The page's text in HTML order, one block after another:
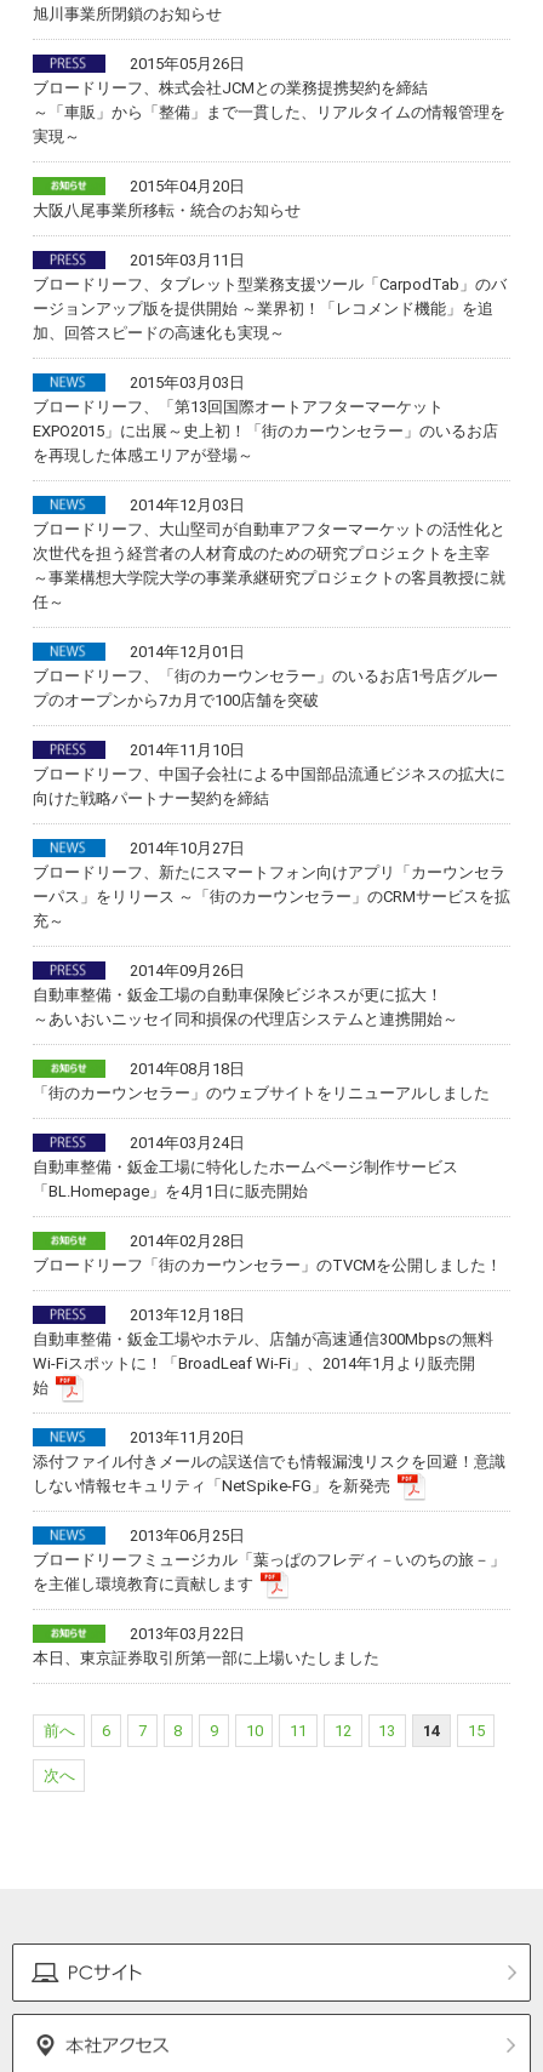
旭川事業所閉鎖のお知らせ
2015年05月26日
ブロードリーフ、株式会社JCMとの業務提携契約を締結
～「車販」から「整備」まで一貫した、リアルタイムの情報管理を
実現～
2015年04月20日
大阪八尾事業所移転・統合のお知らせ
2015年03月11日
ブロードリーフ、タブレット型業務支援ツール「CarpodTab」のバ
ージョンアップ版を提供開始 ～業界初！「レコメンド機能」を追
加、回答スピードの高速化も実現～
2015年03月03日
ブロードリーフ、「第13回国際オートアフターマーケット
EXPO2015」に出展～史上初！「街のカーウンセラー」のいるお店
を再現した体感エリアが登場～
2014年12月03日
ブロードリーフ、大山堅司が自動車アフターマーケットの活性化と
次世代を担う経営者の人材育成のための研究プロジェクトを主宰
～事業構想大学院大学の事業承継研究プロジェクトの客員教授に就
任～
2014年12月01日
ブロードリーフ、「街のカーウンセラー」のいるお店1号店グルー
プのオープンから7カ月で100店舗を突破
2014年11月10日
ブロードリーフ、中国子会社による中国部品流通ビジネスの拡大に
向けた戦略パートナー契約を締結
2014年10月27日
ブロードリーフ、新たにスマートフォン向けアプリ「カーウンセラ
ーパス」をリリース ～「街のカーウンセラー」のCRMサービスを拡
充～
2014年09月26日
自動車整備・鈑金工場の自動車保険ビジネスが更に拡大！
～あいおいニッセイ同和損保の代理店システムと連携開始～
2014年08月18日
「街のカーウンセラー」のウェブサイトをリニューアルしました
2014年03月24日
自動車整備・鈑金工場に特化したホームページ制作サービス
「BL.Homepage」を4月1日に販売開始
2014年02月28日
ブロードリーフ「街のカーウンセラー」のTVCMを公開しました！
2013年12月18日
自動車整備・鈑金工場やホテル、店舗が高速通信300Mbpsの無料
Wi-Fiスポットに！「BroadLeaf Wi-Fi」、2014年1月より販売開
始
2013年11月20日
添付ファイル付きメールの誤送信でも情報漏洩リスクを回避！意識
しない情報セキュリティ「NetSpike-FG」を新発売
2013年06月25日
ブロードリーフミュージカル「葉っぱのフレディ－いのちの旅－」
を主催し環境教育に貢献します
2013年03月22日
本日、東京証券取引所第一部に上場いたしました
前へ 6 7 8 9 10 11 12 13 14 15
次へ